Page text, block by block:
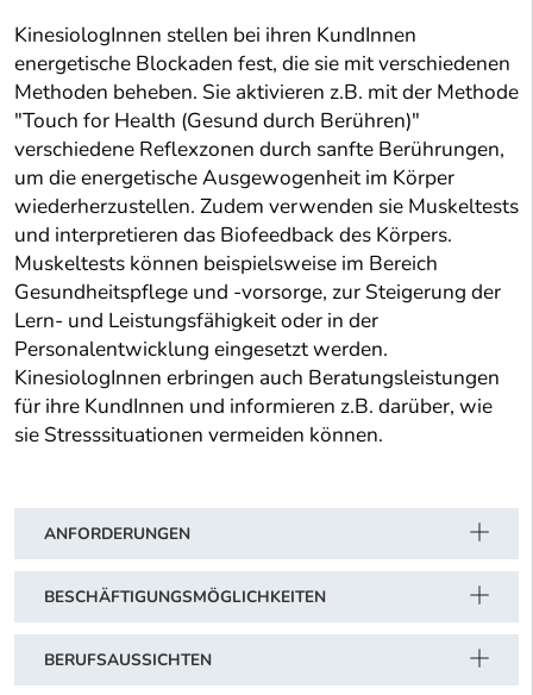
KinesiologInnen stellen bei ihren KundInnen
energetische Blockaden fest, die sie mit verschiedenen
Methoden beheben. Sie aktivieren z.B. mit der Methode
"Touch for Health (Gesund durch Berühren)"
verschiedene Reflexzonen durch sanfte Berührungen,
um die energetische Ausgewogenheit im Körper
wiederherzustellen. Zudem verwenden sie Muskeltests
und interpretieren das Biofeedback des Körpers.
Muskeltests können beispielsweise im Bereich
Gesundheitspflege und -vorsorge, zur Steigerung der
Lern- und Leistungsfähigkeit oder in der
Personalentwicklung eingesetzt werden.
KinesiologInnen erbringen auch Beratungsleistungen
für ihre KundInnen und informieren z.B. darüber, wie
sie Stresssituationen vermeiden können.
ANFORDERUNGEN
BESCHÄFTIGUNGSMÖGLICHKEITEN
BERUFSAUSSICHTEN